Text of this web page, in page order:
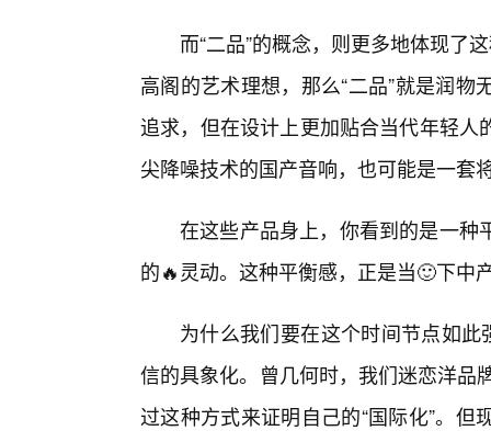
而“二品”的概念，则更多地体现了
高阁的艺术理想，那么“二品”就是润
追求，但在设计上更加贴合当代年轻
尖降噪技术的国产音响，也可能是一套
在这些产品身上，你看到的是一
的🔥灵动。这种平衡感，正是当🙂下中
为什么我们要在这个时间节点如此
信的具象化。曾几何时，我们迷恋洋品
过这种方式来证明自己的“国际化”。